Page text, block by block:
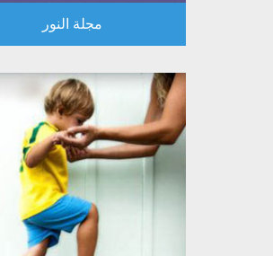
مجلة النور